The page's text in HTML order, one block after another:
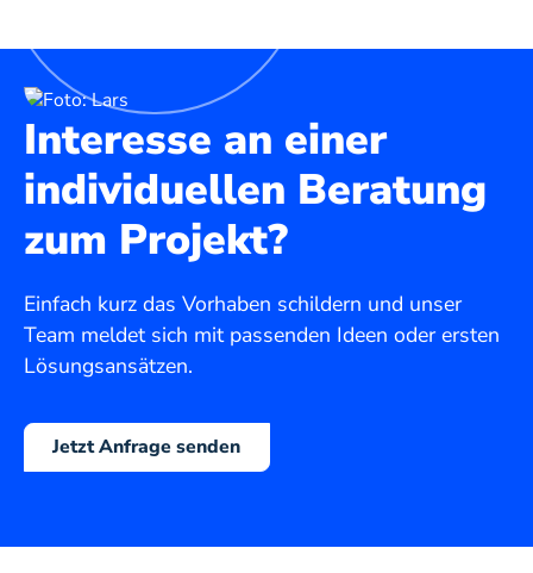
Interesse an einer
individuellen Beratung
zum Projekt?
Einfach kurz das Vorhaben schildern und unser
Team meldet sich mit passenden Ideen oder ersten
Lösungsansätzen.
Jetzt Anfrage senden